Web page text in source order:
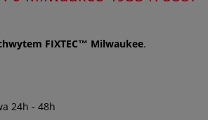
FIXTEC™ Milwaukee.
24h - 48h